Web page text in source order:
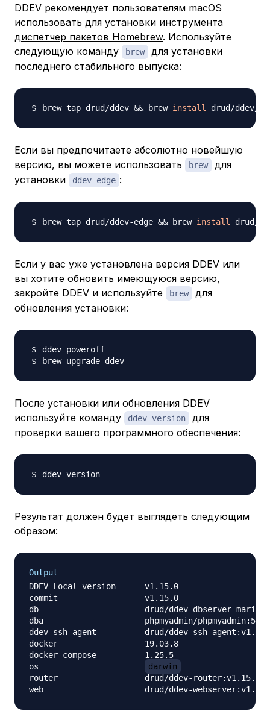
DDEV рекомендует пользователям macOS
использовать для установки инструмента
диспетчер пакетов Homebrew. Используйте
следующую команду
brew
для установки
последнего стабильного выпуска:
brew tap drud/ddev && brew install
Если вы предпочитаете абсолютно новейшую
версию, вы можете использовать
brew
для
установки
ddev-edge :
brew tap drud/ddev-edge && brew install
Если у вас уже установлена версия DDEV или
вы хотите обновить имеющуюся версию,
закройте DDEV и используйте
brew
для
обновления установки:
После установки или обновления DDEV
используйте команду
ddev version
для
проверки вашего программного обеспечения:
Результат должен будет выглядеть следующим
образом:
Output
DDEV-Local version	v1.15.0
commit            	v1.15.0
db                	drud/ddev-dbserver-mariadb-10.2:v1.15.0
dba               	phpmyadmin/phpmyadmin:5
ddev-ssh-agent    	drud/ddev-ssh-agent:v1.15.0
docker            	19.03.8
docker-compose    	1.25.5
darwin
router            	drud/ddev-router:v1.15.0